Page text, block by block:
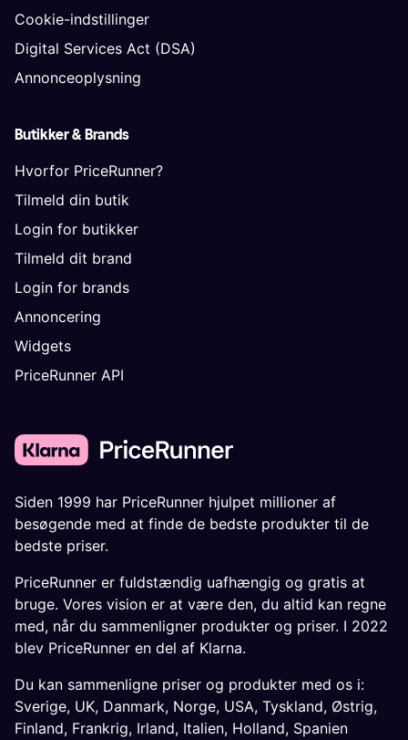
Cookie-indstillinger
Digital Services Act (DSA)
Annonceoplysning
Butikker & Brands
Hvorfor PriceRunner?
Tilmeld din butik
Login for butikker
Tilmeld dit brand
Login for brands
Annoncering
Widgets
PriceRunner API
Siden 1999 har PriceRunner hjulpet millioner af
besøgende med at finde de bedste produkter til de
bedste priser.
PriceRunner er fuldstændig uafhængig og gratis at
bruge. Vores vision er at være den, du altid kan regne
med, når du sammenligner produkter og priser. I 2022
blev PriceRunner en del af Klarna.
Du kan sammenligne priser og produkter med os i:
Sverige, UK, Danmark, Norge, USA, Tyskland, Østrig,
Finland, Frankrig, Irland, Italien, Holland, Spanien